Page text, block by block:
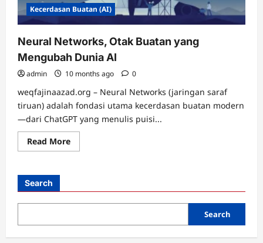
Kecerdasan Buatan (AI)
Neural Networks, Otak Buatan yang
Mengubah Dunia AI
admin 10 months ago 0
weqfajinaazad.org – Neural Networks (jaringan saraf
tiruan) adalah fondasi utama kecerdasan buatan modern
—dari ChatGPT yang menulis puisi...
Read MoreRead
more
Buatan
Mengubah
AI
Search
Search